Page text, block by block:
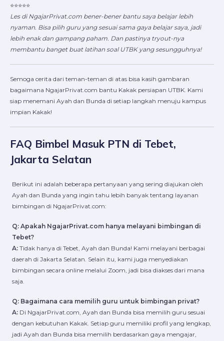
⭐⭐⭐⭐⭐
Les di NgajarPrivat.com bener-bener bantu saya belajar lebih
nyaman. Bisa pilih guru yang sesuai sama gaya belajar saya, jadi
lebih enak dan gampang paham. Dan pastinya tryout-nya
membantu banget buat latihan soal UTBK yang sesungguhnya!
Semoga cerita dari teman-teman di atas bisa kasih gambaran
bagaimana NgajarPrivat.com bantu Kakak persiapan UTBK. Kami
siap menemani Ayah dan Bunda di setiap langkah menuju kampus
impian Kakak!
FAQ Bimbel Masuk PTN di Tebet,
Jakarta Selatan
Berikut ini adalah beberapa pertanyaan yang sering diajukan oleh
Ayah dan Bunda yang ingin tahu lebih banyak tentang layanan
bimbingan di NgajarPrivat.com:
Q: Apakah NgajarPrivat.com hanya melayani bimbingan di
Tebet?
A:Tidak hanya di Tebet, Ayah dan Bunda! Kami melayani berbagai
daerah di Jakarta Selatan. Selain itu, kami juga menyediakan
bimbingan secara online melalui Zoom, jadi bisa diakses dari mana
saja.
Q: Bagaimana cara memilih guru untuk bimbingan privat?
A:Di NgajarPrivat.com, Ayah dan Bunda bisa memilih guru sesuai
dengan kebutuhan Kakak. Setiap guru memiliki profil yang lengkap,
jadi Ayah dan Bunda bisa memilih berdasarkan gaya mengajar,